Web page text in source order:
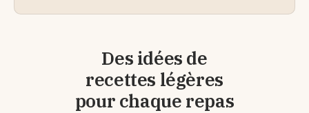
Des idées de
recettes légères
pour chaque repas